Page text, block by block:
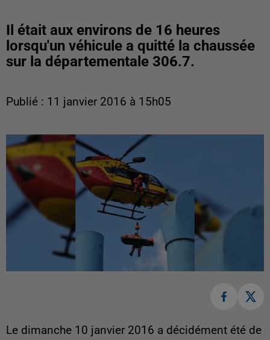
Il était aux environs de 16 heures
lorsqu'un véhicule a quitté la chaussée
sur la départementale 306.7.
Publié : 11 janvier 2016 à 15h05
Le dimanche 10 janvier 2016 a décidément été de